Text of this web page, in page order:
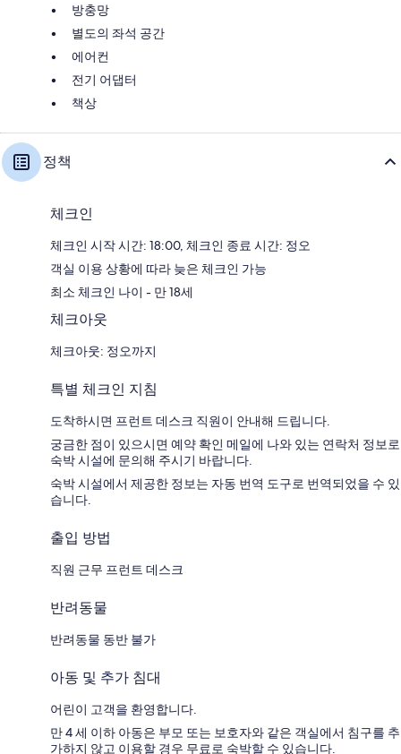
방충망
별도의 좌석 공간
에어컨
전기 어댑터
책상
정책
체크인
체크인 시작 시간: 18:00, 체크인 종료 시간: 정오
객실 이용 상황에 따라 늦은 체크인 가능
최소 체크인 나이 - 만 18세
체크아웃
체크아웃: 정오까지
특별 체크인 지침
도착하시면 프런트 데스크 직원이 안내해 드립니다.
궁금한 점이 있으시면 예약 확인 메일에 나와 있는 연락처 정보로
숙박 시설에 문의해 주시기 바랍니다.
숙박 시설에서 제공한 정보는 자동 번역 도구로 번역되었을 수 있
습니다.
출입 방법
직원 근무 프런트 데스크
반려동물
반려동물 동반 불가
아동 및 추가 침대
어린이 고객을 환영합니다.
만 4 세 이하 아동은 부모 또는 보호자와 같은 객실에서 침구를 추
가하지 않고 이용할 경우 무료로 숙박할 수 있습니다.